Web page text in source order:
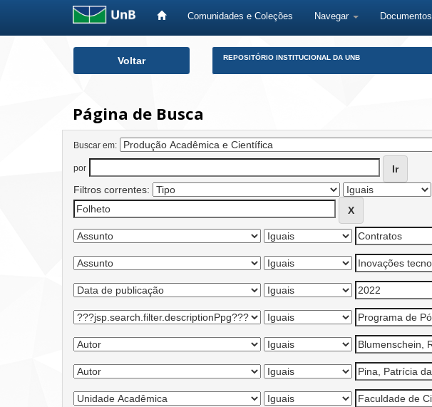
Comunidades e Coleções Navegar Documentos
Voltar REPOSITÓRIO INSTITUCIONAL DA UNB
Página de Busca
Buscar em:
por
Filtros correntes: